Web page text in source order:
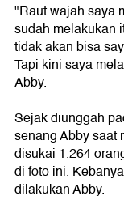
"Raut wajah saya
sudah melakukan
tidak akan bisa
Tapi kini saya
Abby.
Sejak diunggah
senang Abby saat
disukai 1.264
di foto ini.
dilakukan Abby.